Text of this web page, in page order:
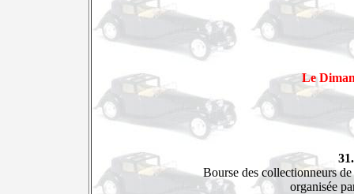
Le
Bourse des collectionneurs
organisée